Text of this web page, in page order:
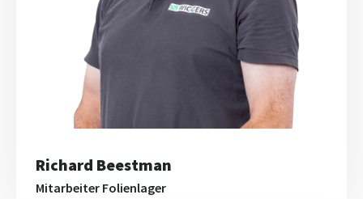
Richard Beestman
Mitarbeiter Folienlager